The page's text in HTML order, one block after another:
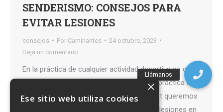
SENDERISMO: CONSEJOS PARA
EVITAR LESIONES
consejos Por Caminantes
24 octubre, 2023
Deja un comentario
En la práctica de cualquier actividad deportiva se corre
el riesgo de sufrir algún tipo de lesión. La práctica del
senderismo no está exenta. Con este post queremos
date algunos consejos que podrían evitar lesiones en
Ese sitio web utiliza cookies
×